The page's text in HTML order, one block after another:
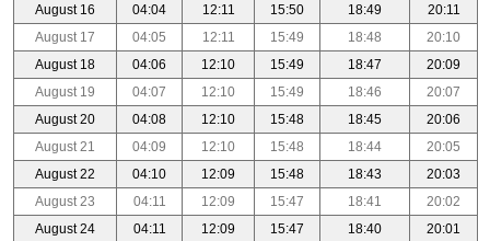
August 16
04:04 12:11 15:50 18:49
20:11
August 17
04:05 12:11 15:49 18:48
20:10
August 18
04:06 12:10 15:49 18:47
20:09
August 19
04:07 12:10 15:49 18:46
20:07
August 20
04:08 12:10 15:48 18:45
20:06
August 21
04:09 12:10 15:48 18:44
20:05
August 22
04:10 12:09 15:48 18:43
20:03
August 23
04:11 12:09 15:47 18:41
20:02
August 24
04:11 12:09 15:47 18:40
20:01